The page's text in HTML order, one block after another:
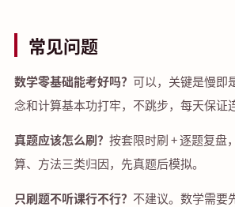
常见问题
数学零基础能考好吗？ 可以，关键是慢即
念和计算基本功打牢，不跳步，每天保证
真题应该怎么刷？ 按套限时刷 + 逐题复盘
算、方法三类归因，先真题后模拟。
只刷题不听课行不行？ 不建议。数学需要